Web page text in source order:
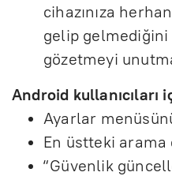
cihazınıza
gelip gelmediğini
gözetmeyi
Android kullanıcıları
Ayarlar
En üstteki arama
“Güvenlik